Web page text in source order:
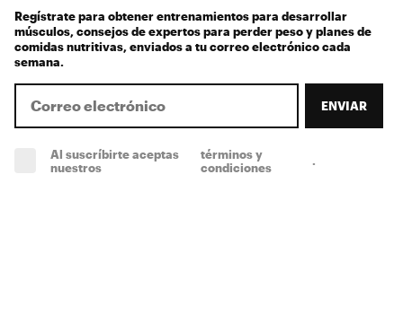
Regístrate para obtener entrenamientos para desarrollar
músculos, consejos de expertos para perder peso y planes de
comidas nutritivas, enviados a tu correo electrónico cada
semana.
ENVIAR
Al suscríbirte aceptas
nuestros
términos y
condiciones
.